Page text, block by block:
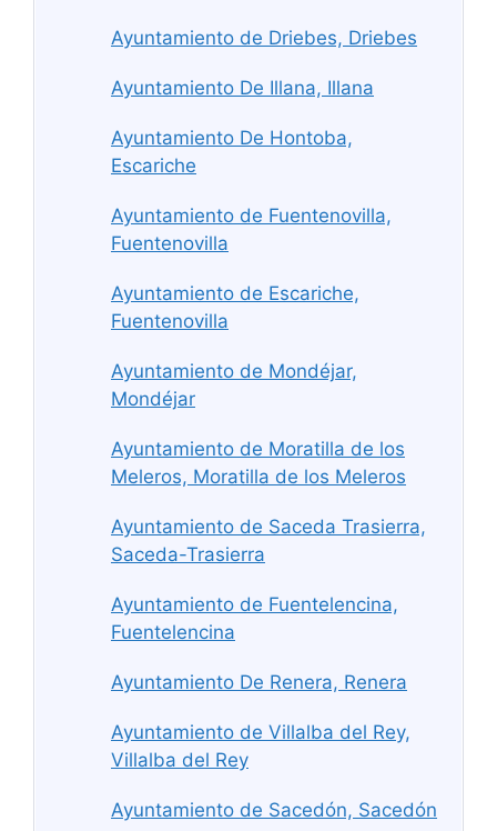
Ayuntamiento de Driebes, Driebes
Ayuntamiento De Illana, Illana
Ayuntamiento De Hontoba,
Escariche
Ayuntamiento de Fuentenovilla,
Fuentenovilla
Ayuntamiento de Escariche,
Fuentenovilla
Ayuntamiento de Mondéjar,
Mondéjar
Ayuntamiento de Moratilla de los
Meleros, Moratilla de los Meleros
Ayuntamiento de Saceda Trasierra,
Saceda-Trasierra
Ayuntamiento de Fuentelencina,
Fuentelencina
Ayuntamiento De Renera, Renera
Ayuntamiento de Villalba del Rey,
Villalba del Rey
Ayuntamiento de Sacedón, Sacedón